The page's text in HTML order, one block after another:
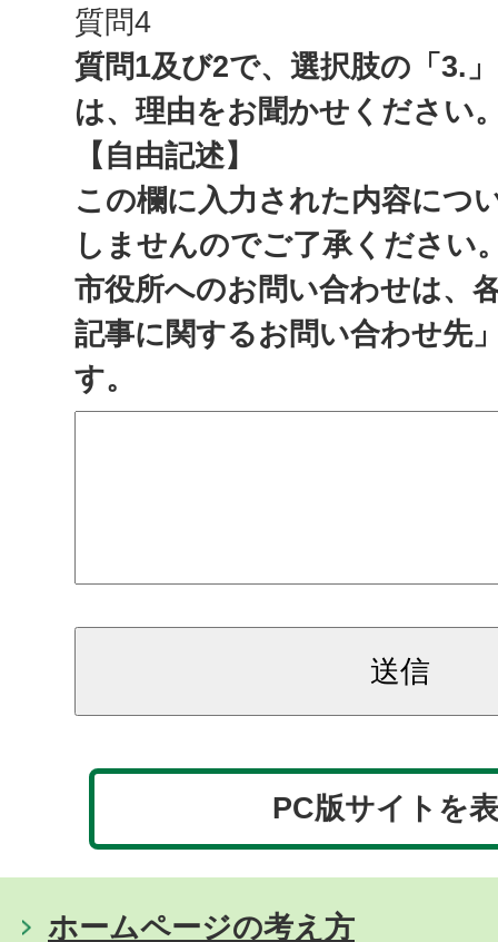
質問4
質問1及び2で、選択肢の「3.
は、理由をお聞かせください
【自由記述】
この欄に入力された内容につ
しませんのでご了承ください
市役所へのお問い合わせは、
記事に関するお問い合わせ先
す。
PC版サイトを
ホームページの考え方